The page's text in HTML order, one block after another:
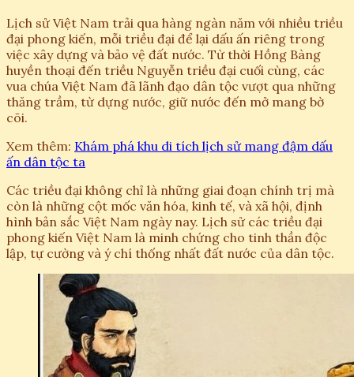
Lịch sử Việt Nam trải qua hàng ngàn năm với nhiều triều
đại phong kiến, mỗi triều đại để lại dấu ấn riêng trong
việc xây dựng và bảo vệ đất nước. Từ thời Hồng Bàng
huyền thoại đến triều Nguyễn triều đại cuối cùng, các
vua chúa Việt Nam đã lãnh đạo dân tộc vượt qua những
thăng trầm, từ dựng nước, giữ nước đến mở mang bờ
cõi.
Xem thêm: Khám phá khu di tích lịch sử mang đậm dấu
ấn dân tộc ta
Các triều đại không chỉ là những giai đoạn chính trị mà
còn là những cột mốc văn hóa, kinh tế, và xã hội, định
hình bản sắc Việt Nam ngày nay. Lịch sử các triều đại
phong kiến Việt Nam là minh chứng cho tinh thần độc
lập, tự cường và ý chí thống nhất đất nước của dân tộc.